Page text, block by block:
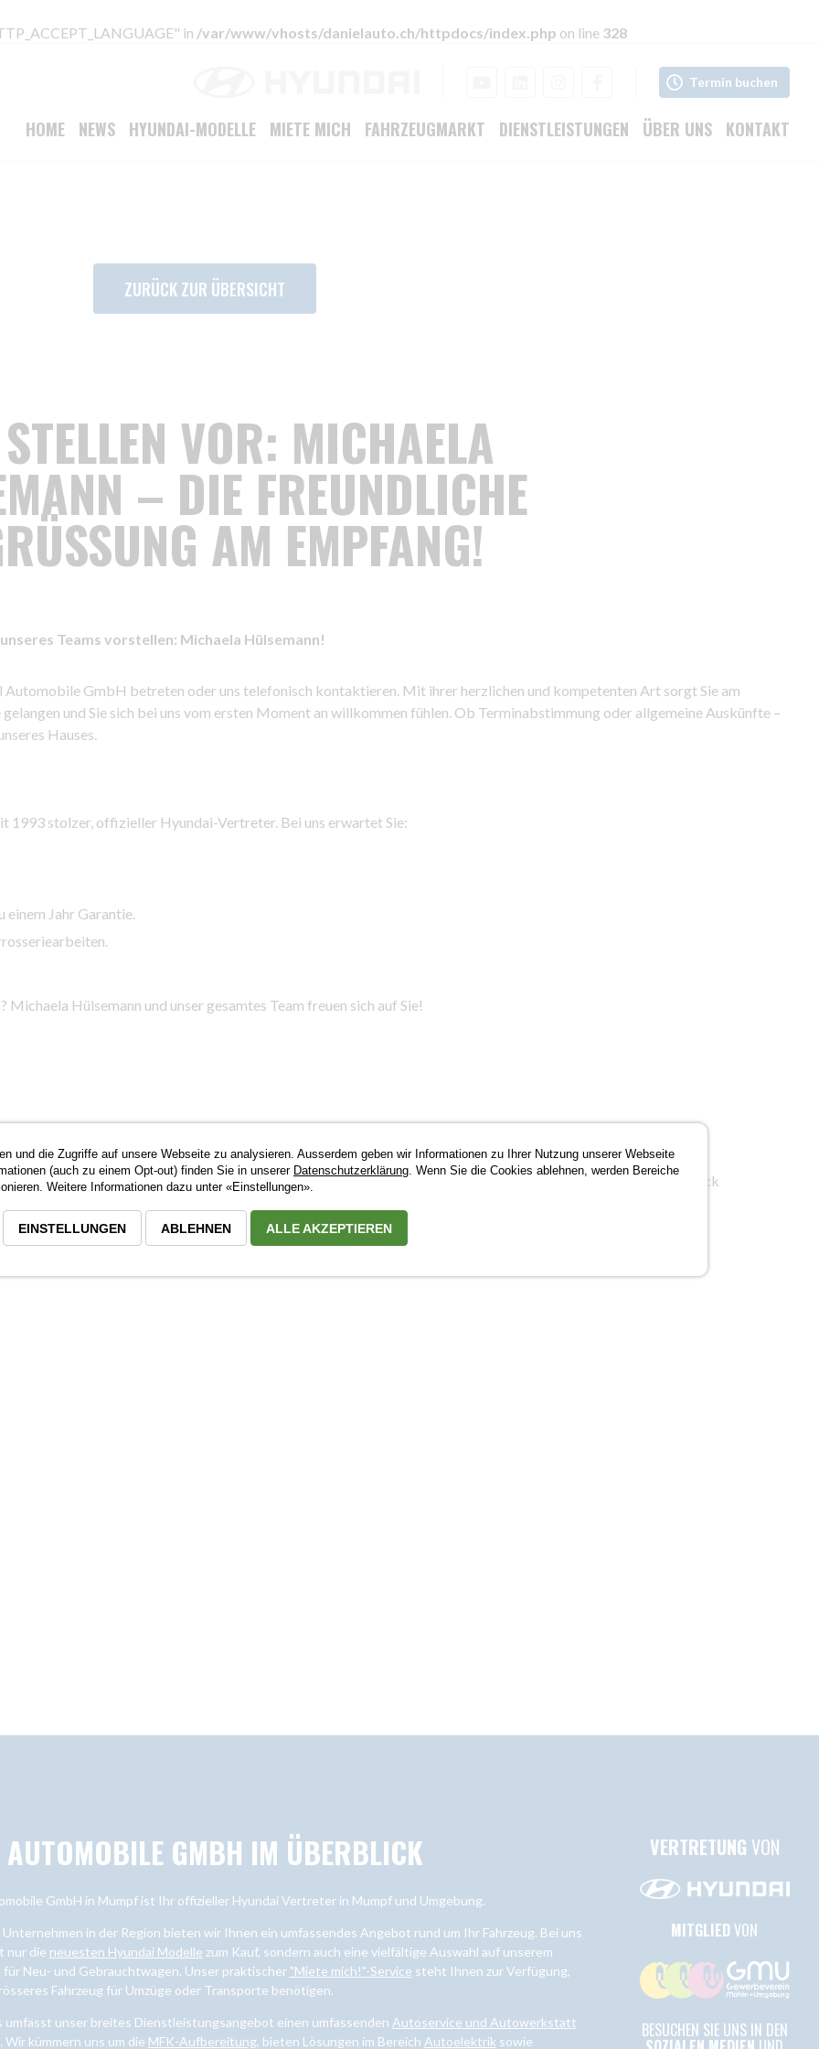
in /var/www/vhosts/danielauto.ch/httpdocs/index.php on line 328
Termin buchen
HOME NEWS HYUNDAI-MODELLE MIETE MICH FAHRZEUGMARKT DIENSTLEISTUNGEN ÜBER UNS KONTAKT
ZURÜCK ZUR ÜBERSICHT
VOR: MICHAELA
– DIE FREUNDLICHE
AM EMPFANG!
Teams vorstellen: Michaela Hülsemann!
Automobile GmbH betreten oder uns telefonisch kontaktieren. Mit ihrer herzlichen und kompetenten Art sorgt Sie am
und Sie sich bei uns vom ersten Moment an willkommen fühlen. Ob Terminabstimmung oder allgemeine Auskünfte –
Hauses.
1993 stolzer, offizieller Hyundai-Vertreter. Bei uns erwartet Sie:
einem Jahr Garantie.
Hülsemann und unser gesamtes Team freuen sich auf Sie!
#Kundenservice #HerzlichWillkommen #DanielAutomobile #Mumpf #Fricktal #HyundaiGarage #ErsterEindruck
AUTOMOBILE GMBH IM ÜBERBLICK
GmbH in Mumpf ist Ihr offizieller Hyundai Vertreter in Mumpf und Umgebung.
in der Region bieten wir Ihnen ein umfassendes Angebot rund um Ihr Fahrzeug. Bei uns
nur die neuesten Hyundai Modelle zum Kauf, sondern auch eine vielfältige Auswahl auf unserem
für Neu- und Gebrauchtwagen. Unser praktischer "Miete mich!"-Service steht Ihnen zur Verfügung,
Fahrzeug für Umzüge oder Transporte benötigen.
umfasst unser breites Dienstleistungsangebot einen umfassenden Autoservice und Autowerkstatt
Wir kümmern uns um die MFK-Aufbereitung, bieten Lösungen im Bereich Autoelektrik sowie
VERTRETUNG VON
MITGLIEDVON
BESUCHEN SIE UNS IN DEN
und die Zugriffe auf unsere Webseite zu analysieren. Ausserdem geben wir Informationen zu Ihrer Nutzung unserer Webseite
(auch zu einem Opt-out) finden Sie in unserer Datenschutzerklärung . Wenn Sie die Cookies ablehnen, werden Bereiche
Weitere Informationen dazu unter «Einstellungen».
EINSTELLUNGEN ABLEHNEN ALLE AKZEPTIEREN